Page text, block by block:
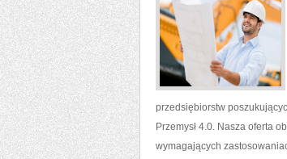
przedsiębiorstw
Przemysł 4.0. Nasza oferta
wymagających